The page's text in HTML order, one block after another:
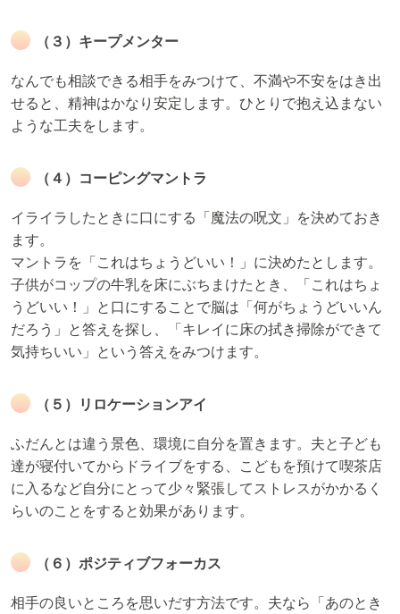
（３）キープメンター
なんでも相談できる相手をみつけて、不満や不安をはき出
せると、精神はかなり安定します。ひとりで抱え込まない
ような工夫をします。
（４）コーピングマントラ
イライラしたときに口にする「魔法の呪文」を決めておき
ます。
マントラを「これはちょうどいい！」に決めたとします。
子供がコップの牛乳を床にぶちまけたとき、「これはちょ
うどいい！」と口にすることで脳は「何がちょうどいいん
だろう」と答えを探し、「キレイに床の拭き掃除ができて
気持ちいい」という答えをみつけます。
（５）リロケーションアイ
ふだんとは違う景色、環境に自分を置きます。夫と子ども
達が寝付いてからドライブをする、こどもを預けて喫茶店
に入るなど自分にとって少々緊張してストレスがかかるく
らいのことをすると効果があります。
（６）ポジティブフォーカス
相手の良いところを思いだす方法です。夫なら「あのとき